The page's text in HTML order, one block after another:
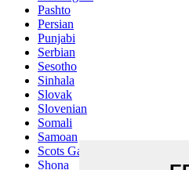
Pashto
Persian
Punjabi
Serbian
Sesotho
Sinhala
Slovak
Slovenian
Somali
Samoan
Scots Gaelic
Shona